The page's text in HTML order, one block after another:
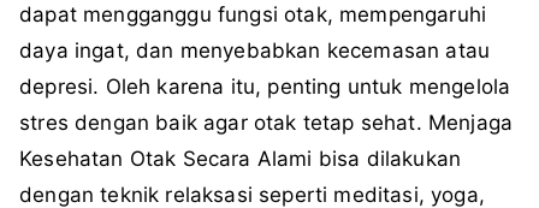
dapat mengganggu fungsi otak, mempengaruhi
daya ingat, dan menyebabkan kecemasan atau
depresi. Oleh karena itu, penting untuk mengelola
stres dengan baik agar otak tetap sehat. Menjaga
Kesehatan Otak Secara Alami bisa dilakukan
dengan teknik relaksasi seperti meditasi, yoga,